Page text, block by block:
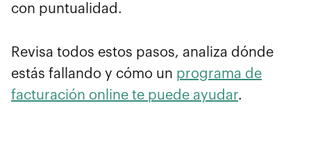
con puntualidad.
Revisa todos estos pasos, analiza dónde
estás fallando y cómo un programa de
facturación online te puede ayudar.